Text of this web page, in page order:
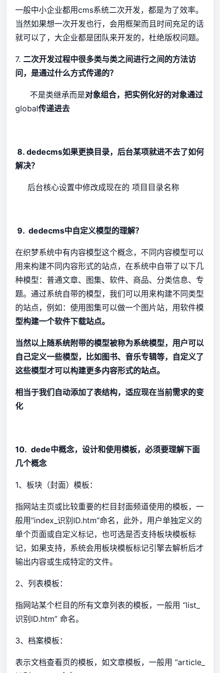
一般中小企业都用cms系统二次开发，都是为了效率。
当然如果想一次开发也行，会用框架而且时间充足的话
就可以了，大企业都是团队来开发的，杜绝版权问题。
7. 二次开发过程中很多类与类之间进行之间的方法访
问，是通过什么方式传递的？
不是类继承而是对象组合，把实例化好的对象通过
global传递进去
8. dedecms如果更换目录，后台某项就进不去了如何
解决？
后台核心设置中修改成现在的 项目目录名称
9. dedecms中自定义模型的理解？
在织梦系统中有内容模型这个概念，不同内容模型可以
用来构建不同内容形式的站点，在系统中自带了以下几
种模型：普通文章、图集、软件、商品、分类信息、专
题。通过系统自带的模型，我们可以用来构建不同类型
的站点，例如：使用图集可以做一个图片站，用软件模
型构建一个软件下载站点。
当然以上随系统附带的模型被称为系统模型，用户可以
自己定义一些模型，比如图书、音乐专辑等，自定义了
这些模型才可以构建更多内容形式的站点。
相当于我们自动添加了表结构，适应现在当前需求的变
化
10. dede中概念，设计和使用模板，必须要理解下面
几个概念
1、板块（封面）模板：
指网站主页或比较重要的栏目封面频道使用的模板，一
般用“index_识别ID.htm”命名，此外，用户单独定义的
单个页面或自定义标记，也可选是否支持板块模板标
记，如果支持，系统会用板块模板标记引擎去解析后才
输出内容或生成特定的文件。
2、列表模板：
指网站某个栏目的所有文章列表的模板，一般用 “list_
识别ID.htm” 命名。
3、档案模板：
表示文档查看页的模板，如文章模板，一般用 “article_